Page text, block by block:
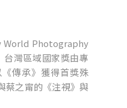
Photography
台灣區域國家獎由專
傳承》獲得首獎殊
蔡之甯的《注視》與